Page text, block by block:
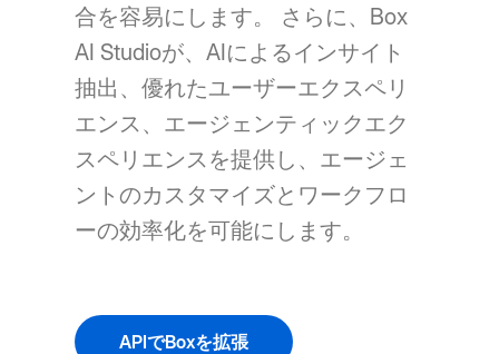
合を容易にします。 さらに、Box
AI Studioが、AIによるインサイト
抽出、優れたユーザーエクスペリ
エンス、エージェンティックエク
スペリエンスを提供し、エージェ
ントのカスタマイズとワークフロ
ーの効率化を可能にします。
APIでBoxを拡張